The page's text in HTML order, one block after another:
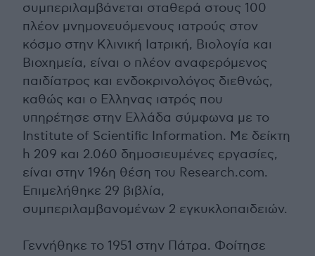
συμπεριλαμβάνεται σταθερά στους 100
πλέον μνημονευόμενους ιατρούς στον
κόσμο στην Κλινική Ιατρική, Βιολογία και
Βιοχημεία, είναι ο πλέον αναφερόμενος
παιδίατρος και ενδοκρινολόγος διεθνώς,
καθώς και ο Ελληνας ιατρός που
υπηρέτησε στην Ελλάδα σύμφωνα με το
Institute of Scientific Information. Με δείκτη
h 209 και 2.060 δημοσιευμένες εργασίες,
είναι στην 196η θέση του Research.com.
Επιμελήθηκε 29 βιβλία,
συμπεριλαμβανομένων 2 εγκυκλοπαιδειών.
Γεννήθηκε το 1951 στην Πάτρα. Φοίτησε